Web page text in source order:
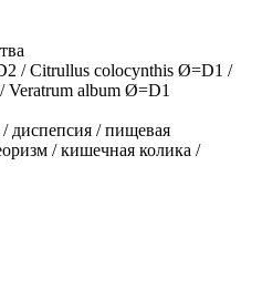
/ Citrullus colocynthis Ø=D1 /
Veratrum album Ø=D1
/ диспепсия / пищевая
/ кишечная колика /